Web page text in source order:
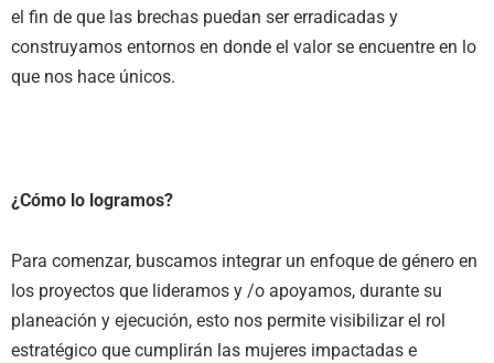
el fin de que las brechas puedan ser erradicadas y
construyamos entornos en donde el valor se encuentre en lo
que nos hace únicos.
¿Cómo lo logramos?
Para comenzar, buscamos integrar un enfoque de género en
los proyectos que lideramos y /o apoyamos, durante su
planeación y ejecución, esto nos permite visibilizar el rol
estratégico que cumplirán las mujeres impactadas e